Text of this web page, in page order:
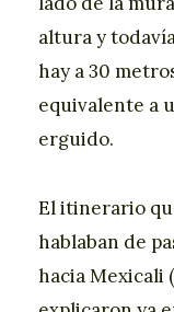
altura y
hay a 30
equivalente a
erguido.
El itinerario
hablaban de
hacia Mexicali